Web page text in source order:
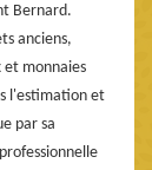
Bernard.
anciens,
et monnaies
l'estimation et
par sa